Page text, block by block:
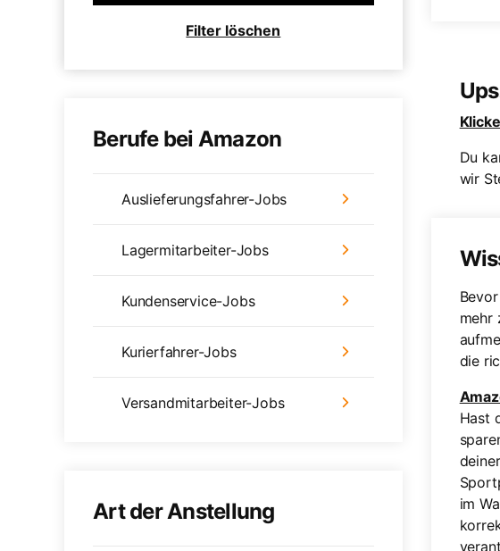
Filter löschen
Berufe bei Amazon
Auslieferungsfahrer-Jobs
Lagermitarbeiter-Jobs
Kundenservice-Jobs
Kurierfahrer-Jobs
Versandmitarbeiter-Jobs
Art der Anstellung
Du
wir
mehr
die
Hast
im